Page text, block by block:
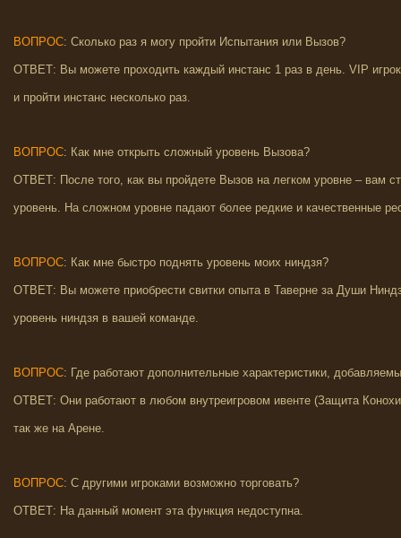
ВОПРОС: Сколько раз я могу пройти Испытания или Вызов?
ОТВЕТ: Вы можете проходить каждый инстанс 1 раз в день. VIP
и пройти инстанс несколько раз.
ВОПРОС: Как мне открыть сложный уровень Вызова?
ОТВЕТ: После того, как вы пройдете Вызов на легком уровне – вам
уровень. На сложном уровне падают более редкие и качественные
ВОПРОС: Как мне быстро поднять уровень моих ниндзя?
ОТВЕТ: Вы можете приобрести свитки опыта в Таверне за Души
уровень ниндзя в вашей команде.
ВОПРОС: Где работают дополнительные характеристики,
ОТВЕТ: Они работают в любом внутреигровом ивенте (Защита
так же на Арене.
ВОПРОС: С другими игроками возможно торговать?
ОТВЕТ: На данный момент эта функция недоступна.